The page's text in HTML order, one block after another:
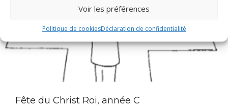
Voir les préférences
Politique de cookiesDéclaration de confidentialité
Fête du Christ Roi, année C